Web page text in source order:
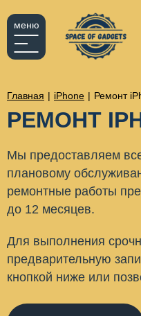
меню
Главная | iPhone | Ремонт
РЕМОНТ
Мы предоставляем
плановому
ремонтные работы
до 12 месяцев.
Для выполнения
предварительную
кнопкой ниже или